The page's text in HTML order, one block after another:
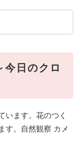
今日のクロ
います。花のつく
す。自然観察 カメ